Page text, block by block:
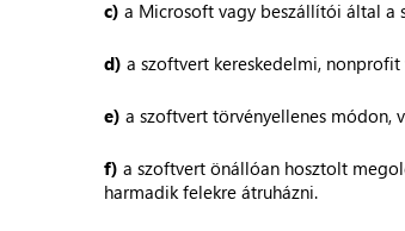
c) a Microsoft vagy beszállítói által a
d) a szoftvert kereskedelmi,
e) a szoftvert törvényellenes módon,
f) a szoftvert önállóan hosztolt
harmadik felekre átruházni.